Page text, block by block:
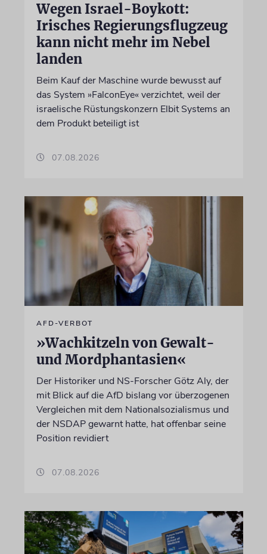
Wegen Israel-Boykott:
Irisches Regierungsflugzeug
kann nicht mehr im Nebel
landen
Beim Kauf der Maschine wurde bewusst auf
das System »FalconEye« verzichtet, weil der
israelische Rüstungskonzern Elbit Systems an
dem Produkt beteiligt ist
07.08.2026
AFD-VERBOT
»Wachkitzeln von Gewalt-
und Mordphantasien«
Der Historiker und NS-Forscher Götz Aly, der
mit Blick auf die AfD bislang vor überzogenen
Vergleichen mit dem Nationalsozialismus und
der NSDAP gewarnt hatte, hat offenbar seine
Position revidiert
07.08.2026